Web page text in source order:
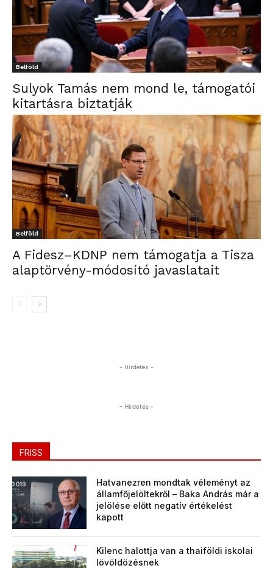
Belföld
Sulyok Tamás nem mond le, támogatói
kitartásra biztatják
Belföld
A Fidesz–KDNP nem támogatja a Tisza
alaptörvény-módosító javaslatait
- Hirdetés -
- Hirdetés -
FRISS
Hatvanezren mondtak véleményt az
államfőjelöltekről – Baka András már a
jelölése előtt negatív értékelést
kapott
Kilenc halottja van a thaiföldi iskolai
lövöldözésnek